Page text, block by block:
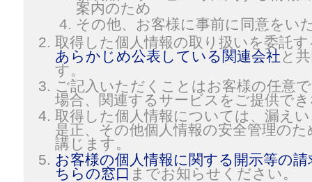
案内のため
その他、お客様に事前に同意をい
取得した個人情報の取り扱いを委託
あらかじめ公表している関連会社と
す。
ご記入いただくことはお客様の任意
場合、関連するサービスをご提供で
取得した個人情報については、漏え
是正、その他個人情報の安全管理の
講じます。
お客様の個人情報に関する開示等の
ちらの窓口 までお知らせください。